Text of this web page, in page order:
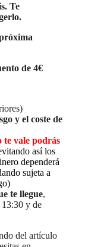
Te
de 4€
y el coste de
te vale podrás
así los
dependerá
sujeta a
te llegue,
13:30 y de
del artículo